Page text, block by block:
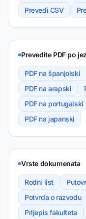
Prevedi CSV
Prevedite PDF po
PDF na španjolski
PDF na arapski
PDF na portugalski
PDF na japanski
Vrste dokumenata
Rodni list
Potvrda o razvodu
Prijepis fakulteta